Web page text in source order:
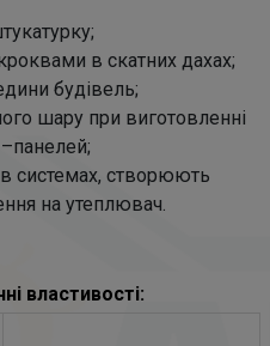
в скатних дахах;
будівель;
шару при виготовленні
в системах, створюють
на утеплювач.
властивості: